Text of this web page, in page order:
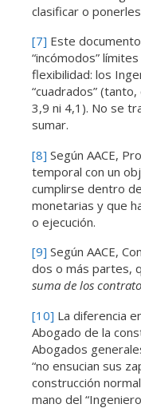
clasificar o
[7] Este
“incómodos”
flexibilidad: los
“cuadrados”
3,9 ni 4,1). No se
sumar.
[8] Según AACE,
temporal con un
cumplirse dentro
monetarias y que
o ejecución.
[9] Según AACE,
dos o más partes,
suma de los
[10] La diferencia
Abogado de la
Abogados
“no ensucian sus
construcción
mano del